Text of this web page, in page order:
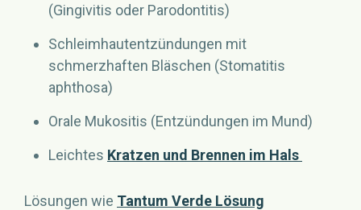
(Gingivitis oder Parodontitis)
Schleimhautentzündungen mit
schmerzhaften Bläschen (Stomatitis
aphthosa)
Orale Mukositis (Entzündungen im Mund)
Leichtes Kratzen und Brennen im Hals
Lösungen wie Tantum Verde Lösung